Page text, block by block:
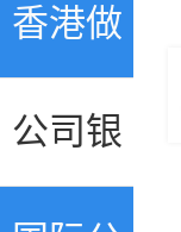
司注册
香港做
账审计
公司银